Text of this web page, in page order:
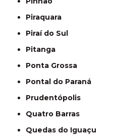
Piraquara
Piraí do Sul
Pitanga
Ponta Grossa
Pontal do Paraná
Prudentópolis
Quatro Barras
Quedas do Iguaçu